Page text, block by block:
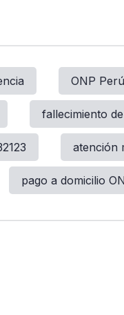
ONP Perú
fallecimiento
atención
pago a domicilio